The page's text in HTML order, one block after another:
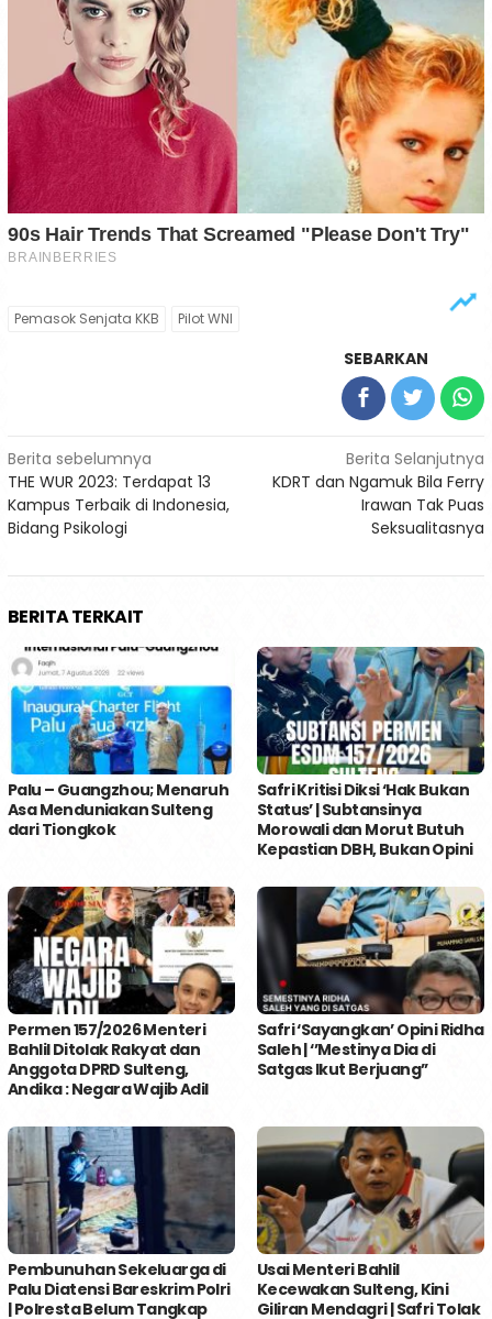
Pemasok Senjata KKB Pilot WNI
SEBARKAN
Navigasi
pos
Berita sebelumnya
THE WUR 2023: Terdapat 13
Kampus Terbaik di Indonesia,
Bidang Psikologi
Berita Selanjutnya
KDRT dan Ngamuk Bila Ferry
Irawan Tak Puas
Seksualitasnya
BERITA TERKAIT
Palu – Guangzhou; Menaruh
Asa Menduniakan Sulteng
dari Tiongkok
Safri Kritisi Diksi ‘Hak Bukan
Status’ | Subtansinya
Morowali dan Morut Butuh
Kepastian DBH, Bukan Opini
Permen 157/2026 Menteri
Bahlil Ditolak Rakyat dan
Anggota DPRD Sulteng,
Andika : Negara Wajib Adil
Safri ‘Sayangkan’ Opini Ridha
Saleh | ‘’Mestinya Dia di
Satgas Ikut Berjuang’’
Pembunuhan Sekeluarga di
Palu Diatensi Bareskrim Polri
| Polresta Belum Tangkap
Usai Menteri Bahlil
Kecewakan Sulteng, Kini
Giliran Mendagri | Safri Tolak